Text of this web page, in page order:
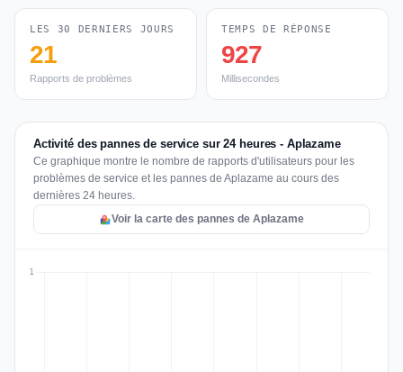
LES 30 DERNIERS JOURS
21
Rapports de problèmes
TEMPS DE RÉPONSE
927
Millisecondes
Activité des pannes de service sur 24 heures - Aplazame
Ce graphique montre le nombre de rapports d'utilisateurs pour les
problèmes de service et les pannes de Aplazame au cours des
dernières 24 heures.
Voir la carte des pannes de Aplazame